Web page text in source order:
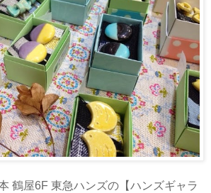
鶴屋6F 東急ハンズの【ハンズギャラ